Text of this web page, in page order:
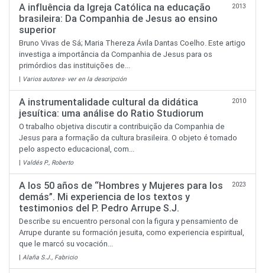
A influência da Igreja Católica na educação
brasileira: Da Companhia de Jesus ao ensino
superior
2013
Bruno Vivas de Sá; Maria Thereza Ávila Dantas Coelho. Este artigo
investiga a importância da Companhia de Jesus para os
primórdios das instituições de...
| Varios autores- ver en la descripción
A instrumentalidade cultural da didática
jesuítica: uma análise do Ratio Studiorum
2010
O trabalho objetiva discutir a contribuição da Companhia de
Jesus para a formação da cultura brasileira. O objeto é tomado
pelo aspecto educacional, com...
| Valdés P., Roberto
A los 50 años de “Hombres y Mujeres para los
demás”. Mi experiencia de los textos y
testimonios del P. Pedro Arrupe S.J.
2023
Describe su encuentro personal con la figura y pensamiento de
Arrupe durante su formación jesuita, como experiencia espiritual,
que le marcó su vocación...
|Alaña S.J., Fabricio